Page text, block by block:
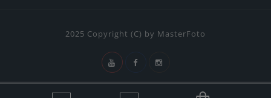
2025 Copyright (C) by MasterFoto